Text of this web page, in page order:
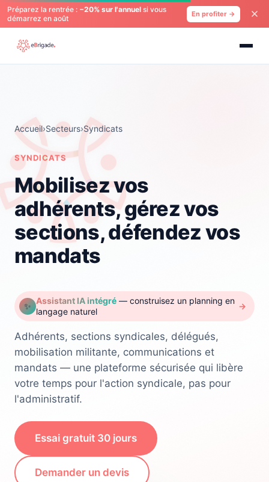
Préparez la rentrée : −20% sur l'annuel si vous
démarrez en août
En profiter →
Accueil›Secteurs›Syndicats
SYNDICATS
Mobilisez vos
adhérents, gérez vos
sections, défendez vos
mandats
✨
Assistant IA intégré — construisez un planning en
langage naturel
→
Adhérents, sections syndicales, délégués,
mobilisation militante, communications et
mandats — une plateforme sécurisée qui libère
votre temps pour l'action syndicale, pas pour
l'administratif.
Essai gratuit 30 jours
Demander un devis